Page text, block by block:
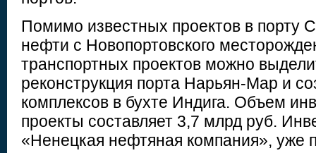
Помимо известных проектов в порту
нефти с Новопортовского
транспортных проектов можно
реконструкция порта Нарьян-Мар и
комплексов в бухте Индига. Объем
проекты составляет 3,7 млрд руб.
«Ненецкая нефтяная компания», уже